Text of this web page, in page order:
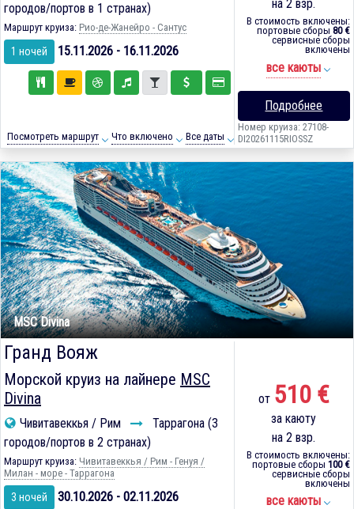
городов/портов в 1 странах)
Маршрут круиза: Рио-де-Жанейро - Сантус
1 ночей 15.11.2026 - 16.11.2026
Посмотреть маршрут Что включено Все даты
на 2 взр.
В стоимость включены:
портовые сборы 80 €
сервисные сборы
включены
все каюты
Подробнее
Номер круиза: 27108-
DI20261115RIOSSZ
MSC Divina
Гранд Вояж
Морской круиз на лайнере MSC
Divina
Чивитавеккья / Рим
Таррагона (3
городов/портов в 2 странах)
Маршрут круиза: Чивитавеккья / Рим - Генуя /
Милан - море - Таррагона
3 ночей 30.10.2026 - 02.11.2026
от 510 €
за каюту
на 2 взр.
В стоимость включены:
портовые сборы 100 €
сервисные сборы
включены
все каюты